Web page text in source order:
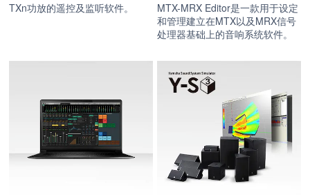
TXn功放的遥控及监听软件。
MTX-MRX Editor是一款用于设定
和管理建立在MTX以及MRX信号
处理器基础上的音响系统软件。